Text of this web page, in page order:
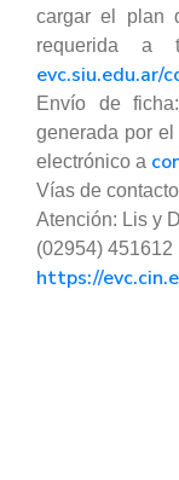
cargar el plan
requerida a
evc.siu.edu.ar/
Envío de
generada por
electrónico a
Vías de
Atención: Lis y
(02954) 451612 |
https://